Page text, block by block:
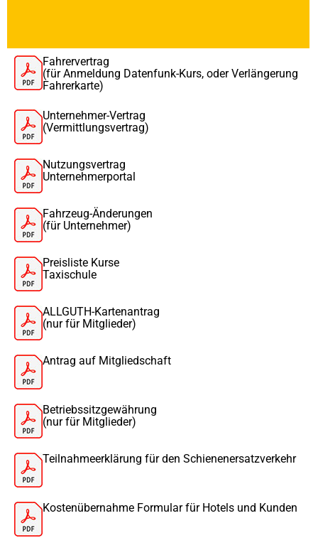
Fahrervertrag
(für Anmeldung Datenfunk-Kurs, oder Verlängerung
Fahrerkarte)
Unternehmer-Vertrag
(Vermittlungsvertrag)
Nutzungsvertrag
Unternehmerportal
Fahrzeug-Änderungen
(für Unternehmer)
Preisliste Kurse
Taxischule
ALLGUTH-Kartenantrag
(nur für Mitglieder)
Antrag auf Mitgliedschaft
Betriebssitzgewährung
(nur für Mitglieder)
Teilnahmeerklärung für den Schienenersatzverkehr
Kostenübernahme Formular für Hotels und Kunden